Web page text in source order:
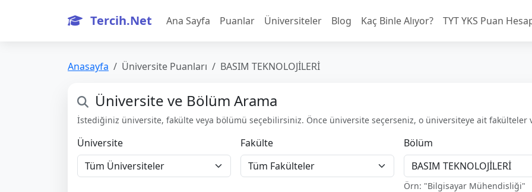
Tercih.Net Ana Sayfa Puanlar Üniversiteler Blog Kaç Binle Alıyor? TYT YKS Puan
Anasayfa Üniversite Puanları BASIM TEKNOLOJİLERİ
Üniversite ve Bölüm Arama
İstediğiniz üniversite, fakülte veya bölümü seçebilirsiniz. Önce üniversite seçerseniz, o üniversiteye ait fakülteler
Üniversite Fakülte Bölüm
Örn: "Bilgisayar Mühendisliği"